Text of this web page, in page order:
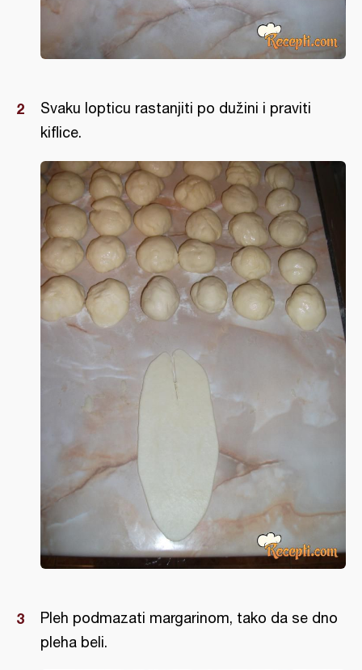
Svaku lopticu rastanjiti po dužini i praviti
kiflice.
Pleh podmazati margarinom, tako da se dno
pleha beli.